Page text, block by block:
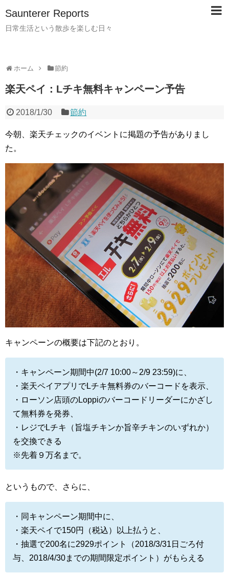
Saunterer Reports
日常生活という散歩を楽しむ日々
ホーム 節約
楽天ペイ：Lチキ無料キャンペーン予告
2018/1/30 節約
今朝、楽天チェックのイベントに掲題の予告がありまし
た。
キャンペーンの概要は下記のとおり。
・キャンペーン期間中(2/7 10:00～2/9 23:59)に、
・楽天ペイアプリでLチキ無料券のバーコードを表示、
・ローソン店頭のLoppiのバーコードリーダーにかざし
て無料券を発券、
・レジでLチキ（旨塩チキンか旨辛チキンのいずれか）
を交換できる
※先着９万名まで。
というもので、さらに、
・同キャンペーン期間中に、
・楽天ペイで150円（税込）以上払うと、
・抽選で200名に2929ポイント（2018/3/31日ごろ付
与、2018/4/30までの期間限定ポイント）がもらえる